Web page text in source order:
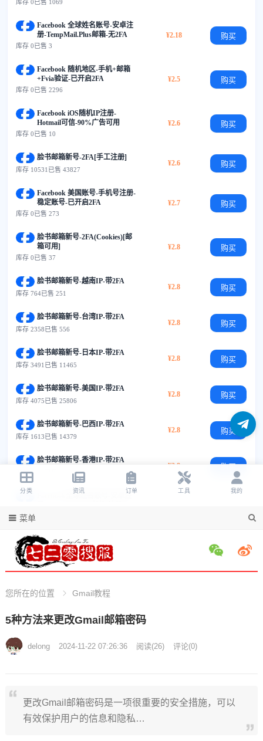
菜单
您所在的位置 Gmail教程
5种方法来更改Gmail邮箱密码
delong 2024-11-22 07:26:36 阅读(26) 评论(0)
更改Gmail邮箱密码是一项很重要的安全措施，可以
有效保护用户的信息和隐私…